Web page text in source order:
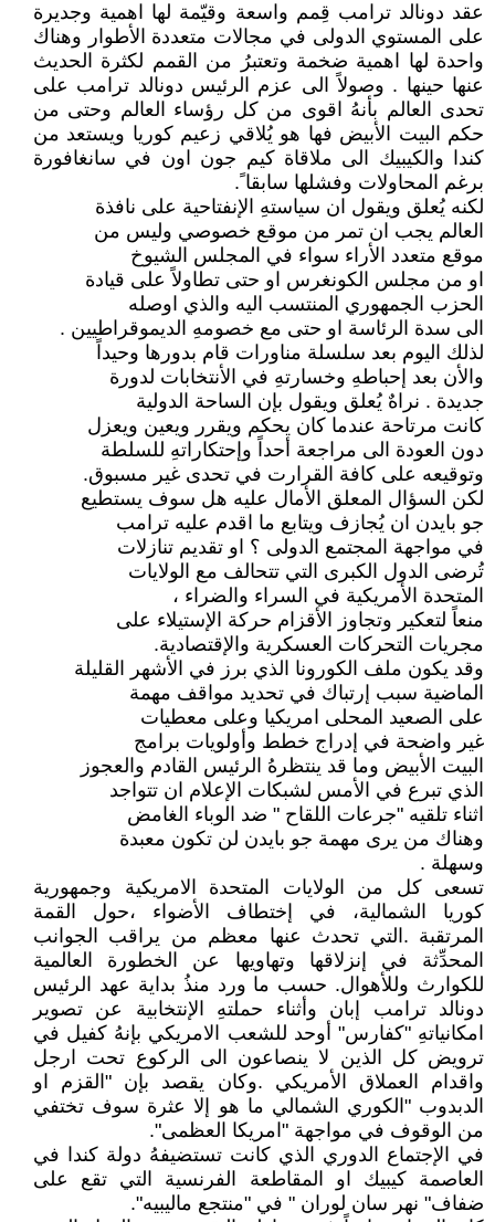
عقد دونالد ترامب قِمم واسعة وقيّمة لها اهمية وجديرة
على المستوي الدولى في مجالات متعددة الأطوار وهناك
واحدة لها اهمية ضخمة وتعتبرُ من القمم لكثرة الحديث
عنها حينها . وصولاً الى عزم الرئيس دونالد ترامب على
تحدى العالم بأنهُ اقوى من كل رؤساء العالم وحتى من
حكم البيت الأبيض فها هو يُلاقي زعيم كوريا ويستعد من
كندا والكيبيك الى ملاقاة كيم جون اون في سانغافورة
برغم المحاولات وفشلها سابقا ً.
لكنه يُعلق ويقول ان سياستهِ الإنفتاحية على نافذة
العالم يجب ان تمر من موقع خصوصي وليس من
موقع متعدد الأراء سواء في المجلس الشيوخ
او من مجلس الكونغرس او حتى تطاولاً على قيادة
الحزب الجمهوري المنتسب اليه والذي اوصله
الى سدة الرئاسة او حتى مع خصومهِ الديموقراطيين .
لذلك اليوم بعد سلسلة مناورات قام بدورها وحيداً
والأن بعد إحباطهِ وخسارتهِ في الأنتخابات لدورة
جديدة . نراهٌ يُعلق ويقول بإن الساحة الدولية
كانت مرتاحة عندما كان يحكم ويقرر ويعين ويعزل
دون العودة الى مراجعة أحداً وإحتكاراتهِ للسلطة
وتوقيعه على كافة القرارت في تحدى غير مسبوق.
لكن السؤال المعلق الأمال عليه هل سوف يستطيع
جو بايدن ان يُجازف ويتابع ما اقدم عليه ترامب
في مواجهة المجتمع الدولى ؟ او تقديم تنازلات
تُرضى الدول الكبرى التي تتحالف مع الولايات
المتحدة الأمريكية في السراء والضراء ،
منعاً لتعكير وتجاوز الأقزام حركة الإستيلاء على
مجريات التحركات العسكرية والإقتصادية.
وقد يكون ملف الكورونا الذي برز في الأشهر القليلة
الماضية سبب إرتباك في تحديد مواقف مهمة
على الصعيد المحلى امريكيا وعلى معطيات
غير واضحة في إدراج خطط وأولويات برامج
البيت الأبيض وما قد ينتظرهُ الرئيس القادم والعجوز
الذي تبرع في الأمس لشبكات الإعلام ان تتواجد
اثناء تلقيه "جرعات اللقاح " ضد الوباء الغامض
وهناك من يرى مهمة جو بايدن لن تكون معبدة
وسهلة .
تسعى كل من الولايات المتحدة الامريكية وجمهورية
كوريا الشمالية، في إختطاف الأضواء ،حول القمة
المرتقبة .التي تحدث عنها معظم من يراقب الجوانب
المحدِّثة في إنزلاقها وتهاويها عن الخطورة العالمية
للكوارث وللأهوال. حسب ما ورد منذُ بداية عهد الرئيس
دونالد ترامب إبان وأثناء حملتهِ الإنتخابية عن تصوير
امكانياتهِ "كفارس" أوحد للشعب الامريكي بإنهُ كفيل في
ترويض كل الذين لا ينصاعون الى الركوع تحت ارجل
واقدام العملاق الأمريكي .وكان يقصد بإن "القزم او
الدبدوب "الكوري الشمالي ما هو إلا عثرة سوف تختفي
من الوقوف في مواجهة "امريكا العظمى".
في الإجتماع الدوري الذي كانت تستضيفهُ دولة كندا في
العاصمة كيبيك او المقاطعة الفرنسية التي تقع على
ضفاف" نهر سان لوران " في "منتجع ماليبيه".